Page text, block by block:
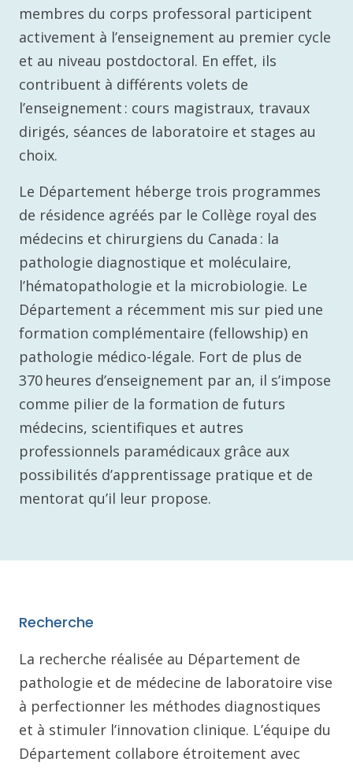
membres du corps professoral participent
activement à l’enseignement au premier cycle
et au niveau postdoctoral. En effet, ils
contribuent à différents volets de
l’enseignement : cours magistraux, travaux
dirigés, séances de laboratoire et stages au
choix.
Le Département héberge trois programmes
de résidence agréés par le Collège royal des
médecins et chirurgiens du Canada : la
pathologie diagnostique et moléculaire,
l’hématopathologie et la microbiologie. Le
Département a récemment mis sur pied une
formation complémentaire (fellowship) en
pathologie médico-légale. Fort de plus de
370 heures d’enseignement par an, il s’impose
comme pilier de la formation de futurs
médecins, scientifiques et autres
professionnels paramédicaux grâce aux
possibilités d’apprentissage pratique et de
mentorat qu’il leur propose.
Recherche
La recherche réalisée au Département de
pathologie et de médecine de laboratoire vise
à perfectionner les méthodes diagnostiques
et à stimuler l’innovation clinique. L’équipe du
Département collabore étroitement avec